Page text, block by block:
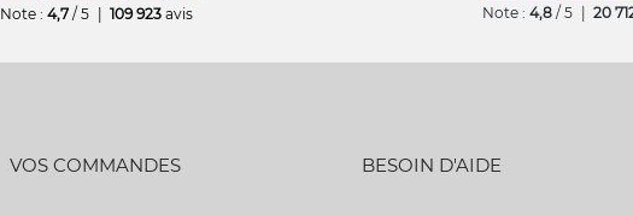
Note : 4,7 / 5 109 923 avis Note : 4,8 / 5 20
VOS COMMANDES BESOIN D'AIDE